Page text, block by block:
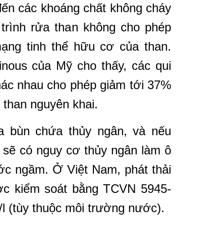
các khoáng chất không cháy
rửa than không cho phép
tinh thể hữu cơ của than.
của Mỹ cho thấy, các qui
nhau cho phép giảm tới 37%
nguyên khai.
bùn chứa thủy ngân, và nếu
có nguy cơ thủy ngân làm ô
ngầm. Ở Việt Nam, phát thải
kiểm soát bằng TCVN 5945-
(tùy thuộc môi trường nước).